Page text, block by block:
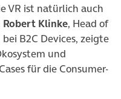
VR ist natürlich auch
Robert Klinke, Head of
B2C Devices, zeigte
und
für die Consumer-